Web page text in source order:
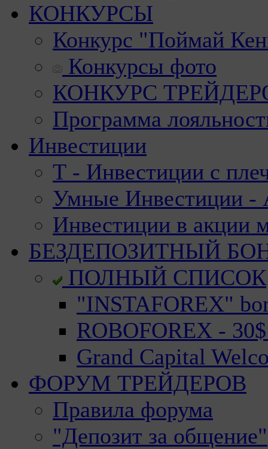
КОНКУРСЫ
Конкурс "Поймай
Конкурсы фото
КОНКУРС
Программа
Инвестиции
Т - Инвестиции с
Умные Инвестиции -
Инвестиции в акции
БЕЗДЕПОЗИТНЫЙ
ПОЛНЫЙ СПИСОК
"INSTAFOREX"
ROBOFOREX -
Grand Capital
ФОРУМ ТРЕЙДЕРОВ
Правила форума
"Депозит за общение"